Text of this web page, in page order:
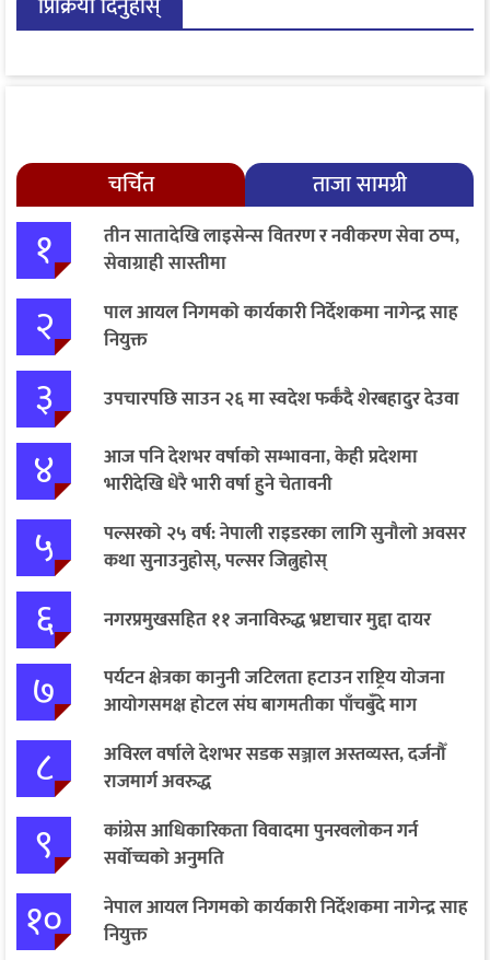
सुझाव
चर्चित ताजा सामग्री
१
तीन सातादेखि लाइसेन्स वितरण र नवीकरण सेवा ठप्प,
सेवाग्राही सास्तीमा
२
पाल आयल निगमको कार्यकारी निर्देशकमा नागेन्द्र साह
नियुक्त
३ उपचारपछि साउन २६ मा स्वदेश फर्कँदै शेरबहादुर देउवा
४
आज पनि देशभर वर्षाको सम्भावना, केही प्रदेशमा
भारीदेखि धेरै भारी वर्षा हुने चेतावनी
५
पल्सरको २५ वर्ष: नेपाली राइडरका लागि सुनौलो अवसर
कथा सुनाउनुहोस्, पल्सर जित्नुहोस्
६ नगरप्रमुखसहित ११ जनाविरुद्ध भ्रष्टाचार मुद्दा दायर
७
पर्यटन क्षेत्रका कानुनी जटिलता हटाउन राष्ट्रिय योजना
आयोगसमक्ष होटल संघ बागमतीका पाँचबुँदे माग
८
अविरल वर्षाले देशभर सडक सञ्जाल अस्तव्यस्त, दर्जनौँ
राजमार्ग अवरुद्ध
९
कांग्रेस आधिकारिकता विवादमा पुनरवलोकन गर्न
सर्वोच्चको अनुमति
१०
नेपाल आयल निगमको कार्यकारी निर्देशकमा नागेन्द्र साह
नियुक्त